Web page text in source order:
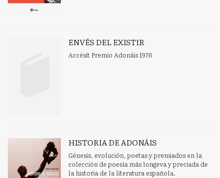
ENVÉS DEL EXISTIR
Accésit Premio Adonáis 1976
HISTORIA DE ADONÁIS
Génesis, evolución, poetas y premiados en la
colección de poesía más longeva y preciada de
la historia de la literatura española.